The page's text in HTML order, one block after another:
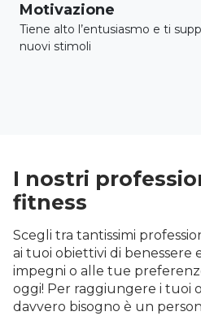
Motivazione
Tiene alto l’entusiasmo e ti
nuovi stimoli
I nostri
fitness
Scegli tra tantissimi
ai tuoi obiettivi di benessere
impegni o alle tue
oggi! Per raggiungere i tuoi
davvero bisogno è un